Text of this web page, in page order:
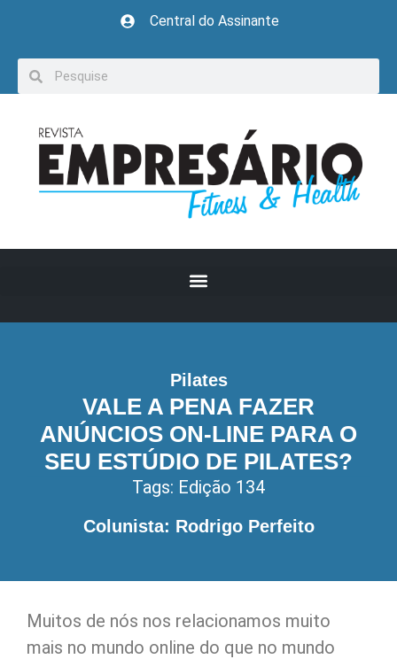
Central do Assinante
Pilates
VALE A PENA FAZER
ANÚNCIOS ON-LINE PARA O
SEU ESTÚDIO DE PILATES?
Tags: Edição 134
Colunista: Rodrigo Perfeito
Muitos de nós nos relacionamos muito
mais no mundo online do que no mundo